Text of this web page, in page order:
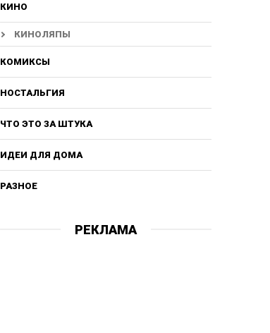
КИНО
КИНОЛЯПЫ
КОМИКСЫ
НОСТАЛЬГИЯ
ЧТО ЭТО ЗА ШТУКА
ИДЕИ ДЛЯ ДОМА
РАЗНОЕ
РЕКЛАМА